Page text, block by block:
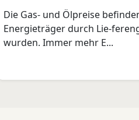
Die Gas- und Ölpreise
Energieträger durch Lie-
wurden. Immer mehr E...